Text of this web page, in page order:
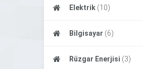
Elektrik (10)
Bilgisayar (6)
Rüzgar Enerjisi (3)